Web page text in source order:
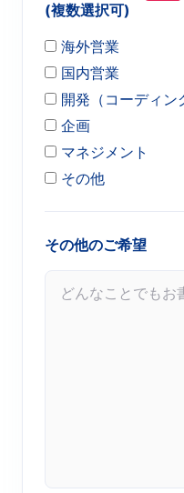
(複数選択可)
海外営業
国内営業
開発（コーディン
企画
マネジメント
その他
その他のご希望